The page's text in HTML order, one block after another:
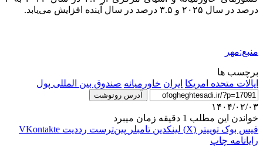
درصد در سال ۲۰۲۵ و ۳.۵ درصد در سال آینده افزایش می‌یابد.
منبع:مهر
برچسب ها
ایالات متحده امریکا ایران خاورمیانه صندوق بین المللی پول
آدرس رونوشت
۱۴۰۴/۰۲/۰۳
خواندن این مطلب 1 دقیقه زمان میبرد
فیس بوک توییتر (X) لینکدین ‫تامبلر ‫پین‌ترست ‫رددیت ‫VKontakte
رایانامه چاپ